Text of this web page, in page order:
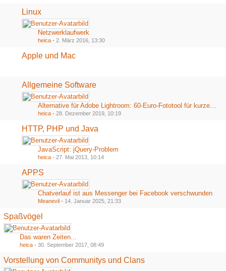
Linux
Netzwerklaufwerk
heica - 2. März 2016, 13:30
Apple und Mac
Allgemeine Software
Alternative für Adobe Lightroom: 60-Euro-Fototool für kurze Zeit völlig kostenlos
heica - 28. Dezember 2019, 10:19
HTTP, PHP und Java
JavaScript: jQuery-Problem
heica - 27. Mai 2013, 10:14
APPS
Chatverlauf ist aus Messenger bei Facebook verschwunden
Meanevil - 14. Januar 2025, 21:33
Spaßvögel
Das waren Zeiten...
heica - 30. September 2017, 08:49
Vorstellung von Communitys und Clans